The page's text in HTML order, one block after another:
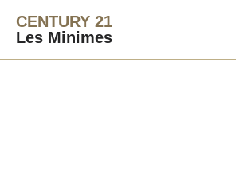
CENTURY 21
Les Minimes